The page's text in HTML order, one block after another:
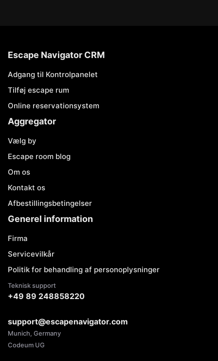
Escape Navigator CRM
Adgang til Kontrolpanelet
Tilføj escape rum
Online reservationsystem
Aggregator
Vælg by
Escape room blog
Om os
Kontakt os
Afbestillingsbetingelser
Generel information
Firma
Servicevilkår
Politik for behandling af personoplysninger
Teknisk support
+49 89 248858220
support@escapenavigator.com
Munich, Germany
Codeum UG